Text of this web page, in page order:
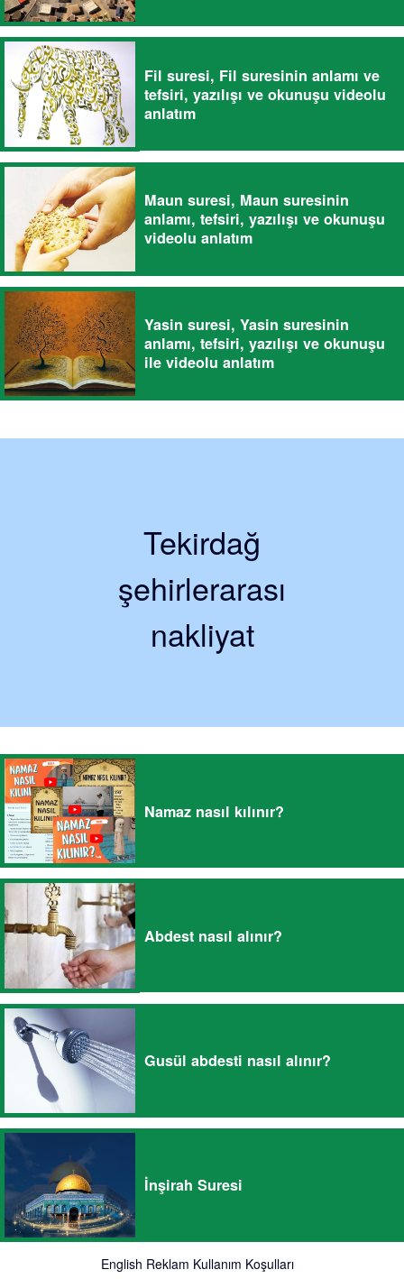
Fil suresi, Fil suresinin anlamı ve
tefsiri, yazılışı ve okunuşu videolu
anlatım
Maun suresi, Maun suresinin
anlamı, tefsiri, yazılışı ve okunuşu
videolu anlatım
Yasin suresi, Yasin suresinin
anlamı, tefsiri, yazılışı ve okunuşu
ile videolu anlatım
Tekirdağ
şehirlerarası
nakliyat
Namaz nasıl kılınır?
Abdest nasıl alınır?
Gusül abdesti nasıl alınır?
İnşirah Suresi
English Reklam Kullanım Koşulları